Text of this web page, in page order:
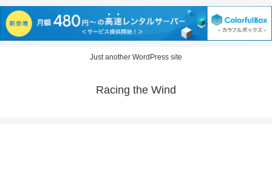
Just another WordPress site
Racing the Wind